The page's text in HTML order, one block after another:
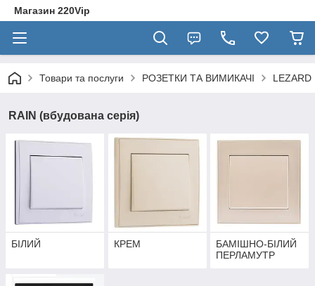
Магазин 220Vip
Товари та послуги РОЗЕТКИ ТА ВИМИКАЧІ LEZARD
RAIN (вбудована серія)
БІЛИЙ КРЕМ
БАМІШНО-БІЛИЙ
ПЕРЛАМУТР